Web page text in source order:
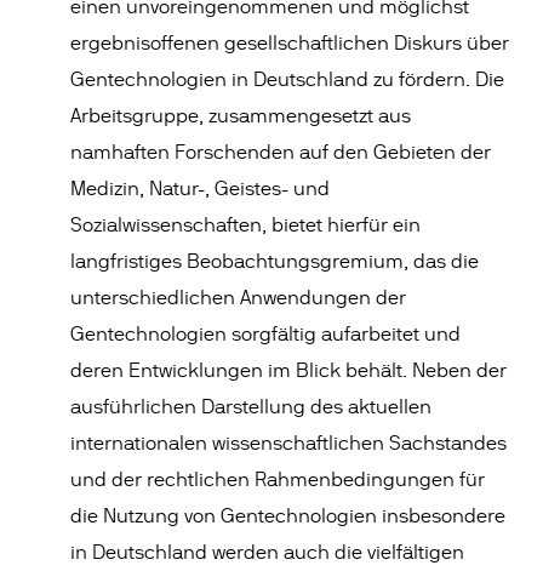
einen unvoreingenommenen und möglichst
ergebnisoffenen gesellschaftlichen Diskurs über
Gentechnologien in Deutschland zu fördern. Die
Arbeitsgruppe, zusammengesetzt aus
namhaften Forschenden auf den Gebieten der
Medizin, Natur-, Geistes- und
Sozialwissenschaften, bietet hierfür ein
langfristiges Beobachtungsgremium, das die
unterschiedlichen Anwendungen der
Gentechnologien sorgfältig aufarbeitet und
deren Entwicklungen im Blick behält. Neben der
ausführlichen Darstellung des aktuellen
internationalen wissenschaftlichen Sachstandes
und der rechtlichen Rahmenbedingungen für
die Nutzung von Gentechnologien insbesondere
in Deutschland werden auch die vielfältigen